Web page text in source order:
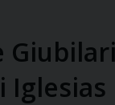
Iglesias